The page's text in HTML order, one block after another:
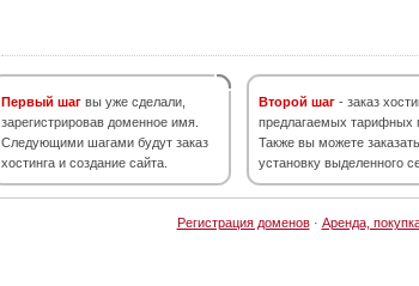
Первый шаг вы уже сделали,
зарегистрировав доменное имя.
Следующими шагами будут заказ
хостинга и создание сайта.
Второй шаг - заказ
предлагаемых тарифных
Также вы можете
установку выделенного
Регистрация доменов· Аренда,